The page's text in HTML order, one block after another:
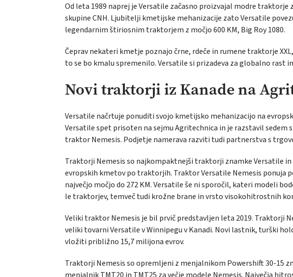
Od leta 1989 naprej je Versatile začasno proizvajal modre traktorje
skupine CNH. Ljubitelji kmetijske mehanizacije zato Versatile
legendarnim štiriosnim traktorjem z močjo 600 KM, Big Roy 1080.
Čeprav nekateri kmetje poznajo črne, rdeče in rumene traktorje
to se bo kmalu spremenilo. Versatile si prizadeva za globalno rast
Novi traktorji iz Kanade na
Versatile načrtuje ponuditi svojo kmetijsko mehanizacijo na
Versatile spet prisoten na sejmu Agritechnica in je razstavil sedem
traktor Nemesis. Podjetje namerava razviti tudi partnerstva s
Traktorji Nemesis so najkompaktnejši traktorji znamke Versatile in
evropskih kmetov po traktorjih. Traktor Versatile Nemesis ponuja
največjo močjo do 272 KM. Versatile še ni sporočil, kateri modeli
le traktorjev, temveč tudi krožne brane in vrsto visokohitrostnih
Veliki traktor Nemesis je bil prvič predstavljen leta 2019. Traktorji
veliki tovarni Versatile v Winnipegu v Kanadi. Novi lastnik, turški
vložiti približno 15,7 milijona evrov.
Traktorji Nemesis so opremljeni z menjalnikom Powershift 30-15
menjalnik TMT20 in TMT25 za večje modele Nemesis. Največja